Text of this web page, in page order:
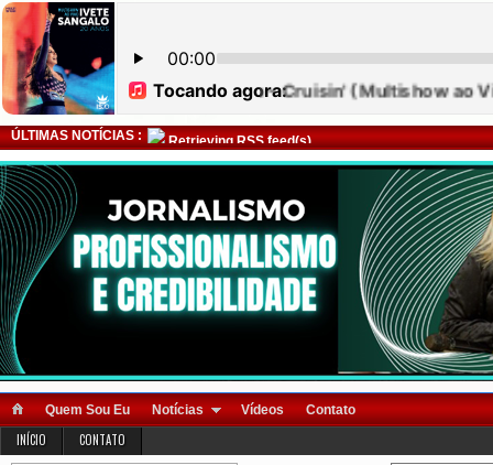
ÚLTIMAS NOTÍCIAS : Retrieving RSS feed(s)
Quem Sou Eu Notícias Vídeos Contato
INÍCIO CONTATO